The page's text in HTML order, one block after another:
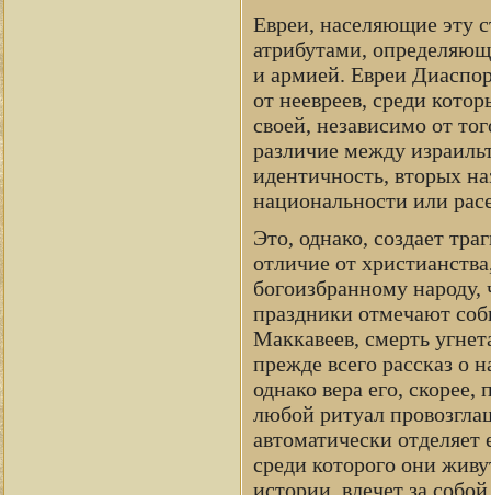
Евреи, населяющие эту
атрибутами,
и армией. Евреи
от неевреев, среди
своей, независимо от
различие между
идентичность, вторых
национальности или
Это, однако, создает
отличие от
богоизбранному народу,
праздники отмечают
Маккавеев, смерть
прежде всего рассказ о
однако вера его,
любой ритуал
автоматически
среди которого они
истории, влечет за